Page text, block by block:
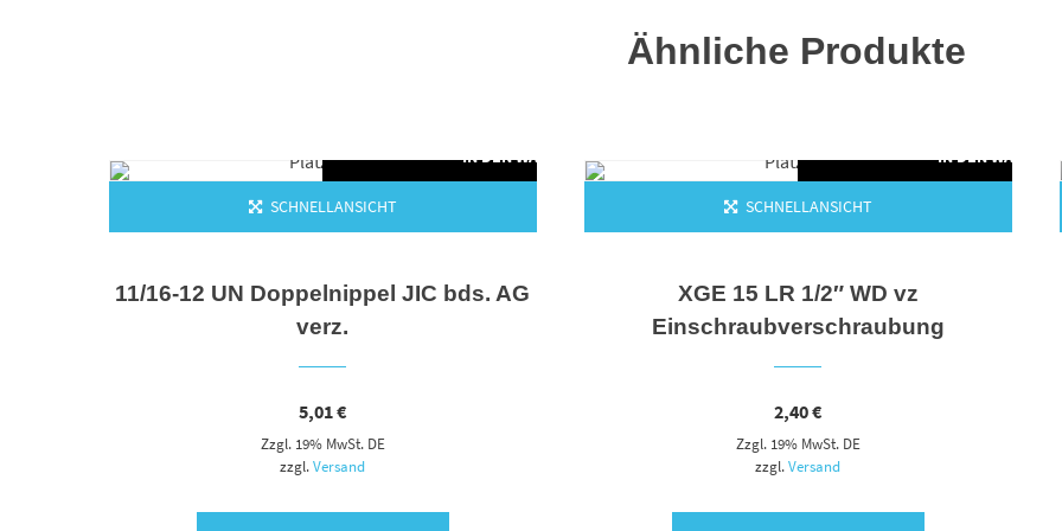
Ähnliche Produkte
DEN WARENKORB IN DEN WARENKORB
SCHNELLANSICHT
11/16-12 UN Doppelnippel JIC bds. AG
verz.
5,01€
Zzgl. 19% MwSt. DE
zzgl.Versand
IN DEN
SCHNELLANSICHT
XGE 15 LR 1/2″ WD vz
Einschraubverschraubung
2,40€
Zzgl. 19% MwSt. DE
zzgl.Versand